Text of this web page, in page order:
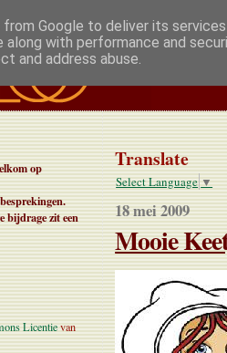
Translate
Select Language▼
18 mei 2009
Mooie
op
bijdrage zit een
Licentievan
Google to deliver its
along with performance and
and address abuse.